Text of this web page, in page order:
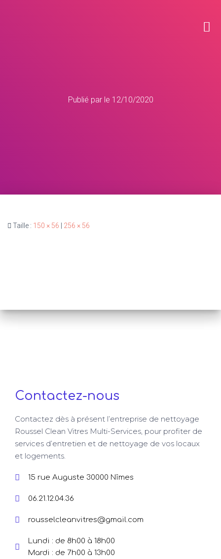
Publié par le 12/10/2020
Taille : 150 × 56 256 × 56
Contactez-nous
Contactez dès à présent l’entreprise de nettoyage
Roussel Clean Vitres Multi-Services, pour profiter de
services d’entretien et de nettoyage de vos locaux
et logements.
15 rue Auguste 30000 Nîmes
06.21.12.04.36
rousselcleanvitres@gmail.com
Lundi : de 8h00 à 18h00
Mardi : de 7h00 à 13h00